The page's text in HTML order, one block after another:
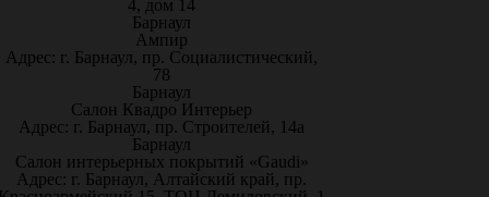
4, дом 14
Барнаул
Ампир
Адрес: г. Барнаул, пр. Социалистический,
78
Барнаул
Салон Квадро Интерьер
Адрес: г. Барнаул, пр. Строителей, 14а
Барнаул
Салон интерьерных покрытий «Gaudi»
Адрес: г. Барнаул, Алтайский край, пр.